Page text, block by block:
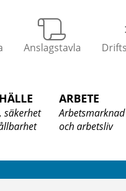
Anslagstavla
säkerhet
ARBETE
Arbetsmarknad
och arbetsliv